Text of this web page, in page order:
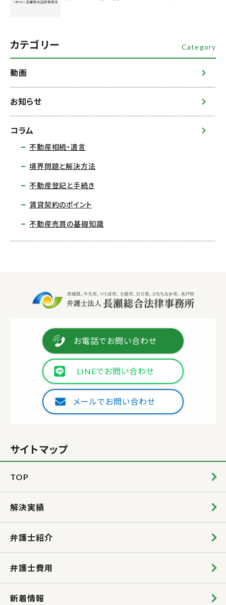
カテゴリー Category
動画
お知らせ
コラム
不動産相続・遺言
境界問題と解決方法
不動産登記と手続き
賃貸契約のポイント
不動産売買の基礎知識
お電話でお問い合わせ
LINEでお問い合わせ
メールでお問い合わせ
サイトマップ
TOP
解決実績
弁護士紹介
弁護士費用
新着情報